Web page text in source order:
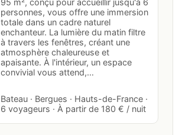
95 m², conçu pour accueillir jusqu'à 6
personnes, vous offre une immersion
totale dans un cadre naturel
enchanteur. La lumière du matin filtre
à travers les fenêtres, créant une
atmosphère chaleureuse et
apaisante. À l'intérieur, un espace
convivial vous attend,…
Bateau · Bergues · Hauts-de-France ·
6 voyageurs · À partir de 180 € / nuit